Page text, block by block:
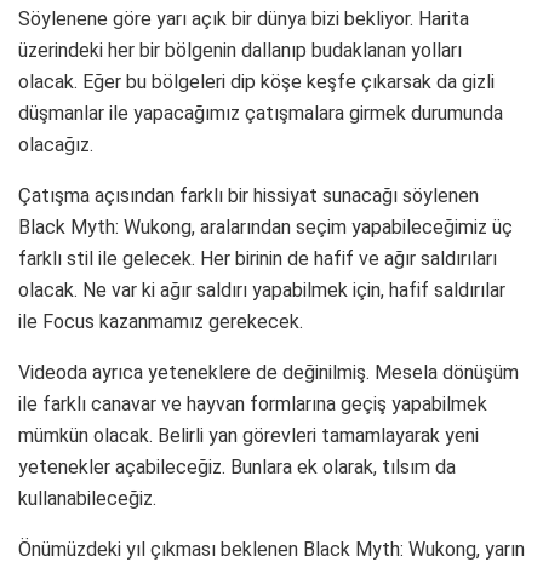
Söylenene göre yarı açık bir dünya bizi bekliyor. Harita
üzerindeki her bir bölgenin dallanıp budaklanan yolları
olacak. Eğer bu bölgeleri dip köşe keşfe çıkarsak da gizli
düşmanlar ile yapacağımız çatışmalara girmek durumunda
olacağız.
Çatışma açısından farklı bir hissiyat sunacağı söylenen
Black Myth: Wukong, aralarından seçim yapabileceğimiz üç
farklı stil ile gelecek. Her birinin de hafif ve ağır saldırıları
olacak. Ne var ki ağır saldırı yapabilmek için, hafif saldırılar
ile Focus kazanmamız gerekecek.
Videoda ayrıca yeteneklere de değinilmiş. Mesela dönüşüm
ile farklı canavar ve hayvan formlarına geçiş yapabilmek
mümkün olacak. Belirli yan görevleri tamamlayarak yeni
yetenekler açabileceğiz. Bunlara ek olarak, tılsım da
kullanabileceğiz.
Önümüzdeki yıl çıkması beklenen Black Myth: Wukong, yarın